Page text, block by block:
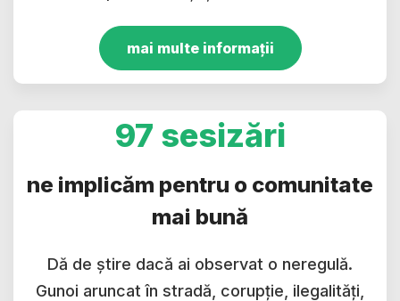
mai multe informații
97 sesizări
ne implicăm pentru o comunitate
mai bună
Dă de știre dacă ai observat o neregulă.
Gunoi aruncat în stradă, corupție, ilegalități,